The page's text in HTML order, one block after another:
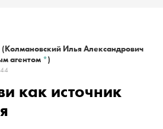
(Колмановский Илья Александрович
агентом *)
как источник